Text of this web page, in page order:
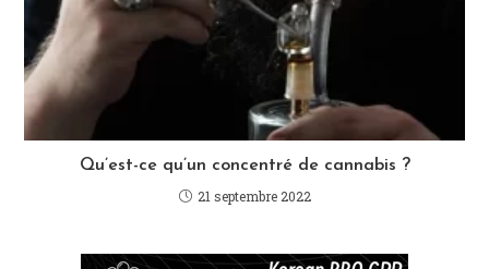
Qu’est-ce qu’un concentré de cannabis ?
21 septembre 2022